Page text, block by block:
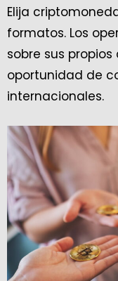
Elija
formatos. Los
sobre sus
oportunidad de
internacionales.